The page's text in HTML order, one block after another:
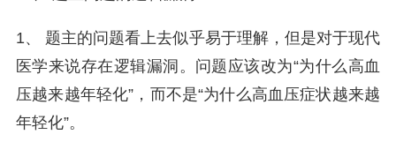
1、 题主的问题看上去似乎易于理解，但是对于现代
医学来说存在逻辑漏洞。问题应该改为“为什么高血
压越来越年轻化”，而不是“为什么高血压症状越来越
年轻化”。